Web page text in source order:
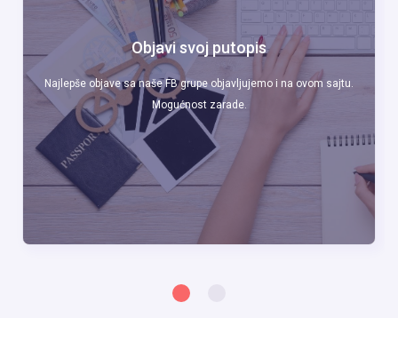
Objavi svoj putopis
Najlepše objave sa naše FB grupe objavljujemo i na ovom sajtu.
Mogućnost zarade.